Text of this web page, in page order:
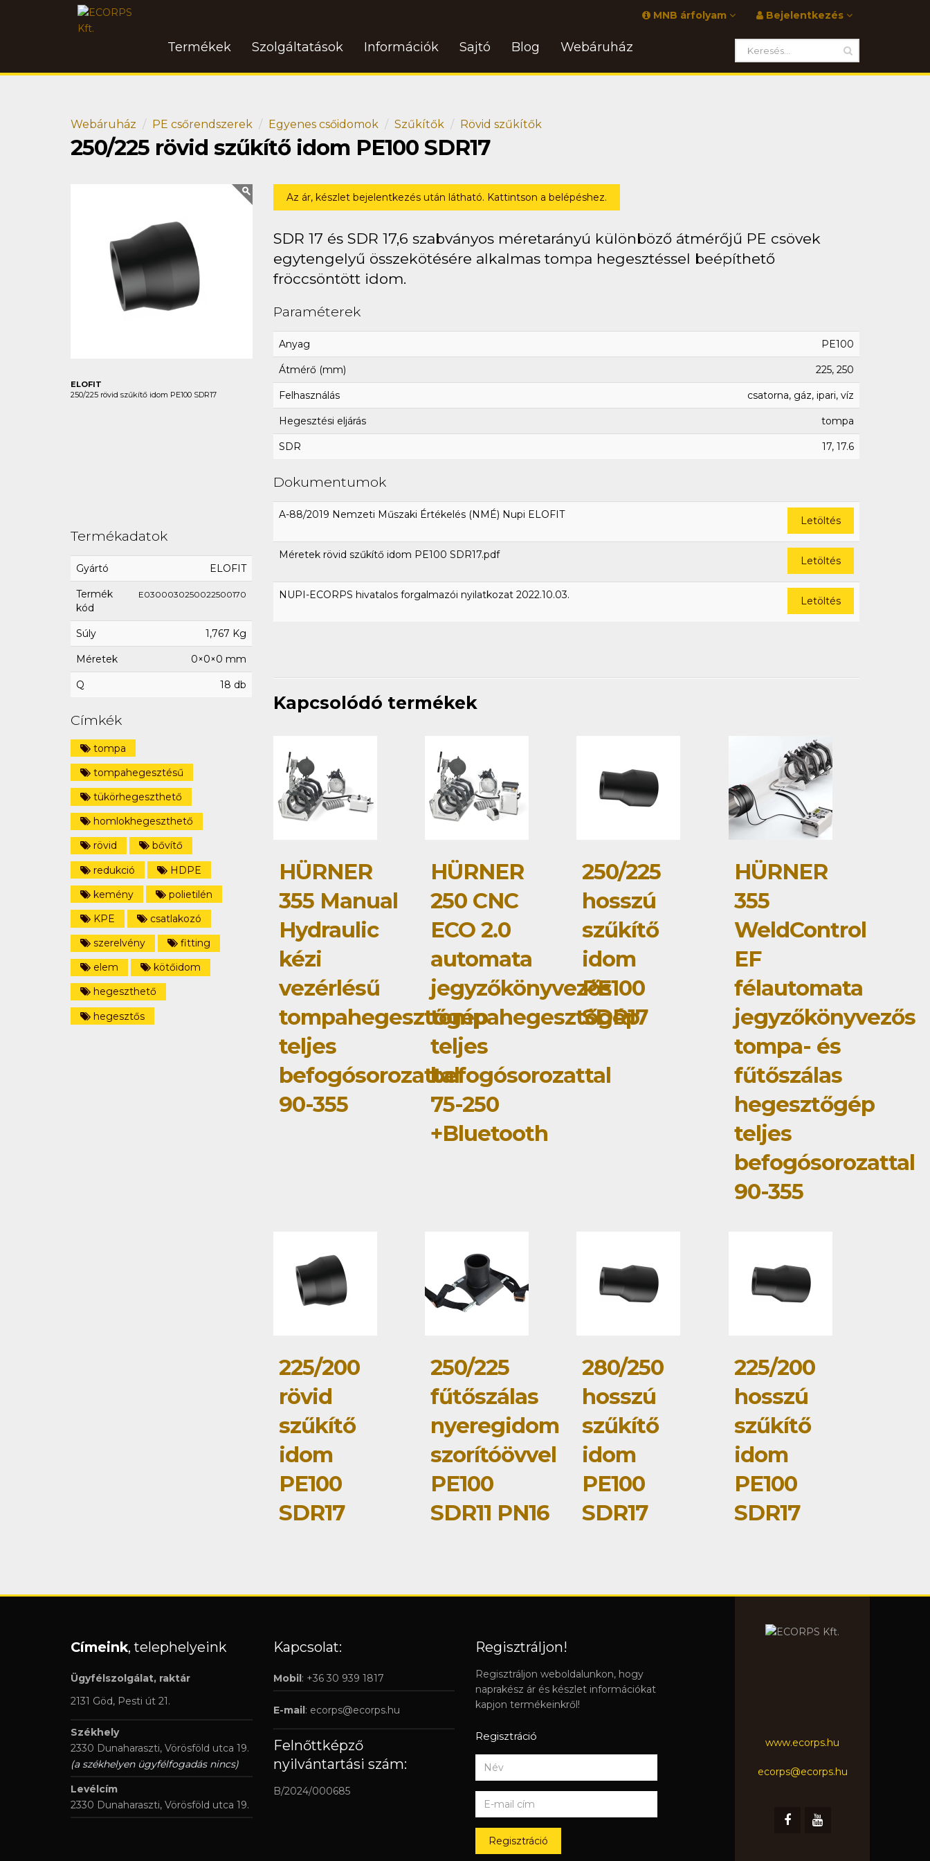
Bejelentkezés
MNB árfolyam
Termékek Szolgáltatások Információk Sajtó Blog Webáruház
Webáruház PE csőrendszerek Egyenes csőidomok Szűkítők Rövid szűkítők
250/225 rövid szűkítő idom PE100 SDR17
ELOFIT
250/225 rövid szűkítő idom PE100 SDR17
Az ár, készlet bejelentkezés után látható. Kattintson a belépéshez.
SDR 17 és SDR 17,6 szabványos méretarányú különböző átmérőjű PE csövek
egytengelyű összekötésére alkalmas tompa hegesztéssel beépíthető
fröccsöntött idom.
Paraméterek
Anyag PE100
Átmérő (mm) 225, 250
Felhasználás csatorna, gáz, ipari, víz
Hegesztési eljárás tompa
SDR 17, 17.6
Dokumentumok
A-88/2019 Nemzeti Műszaki Értékelés (NMÉ) Nupi ELOFIT Letöltés
Méretek rövid szűkítő idom PE100 SDR17.pdf Letöltés
NUPI-ECORPS hivatalos forgalmazói nyilatkozat 2022.10.03. Letöltés
Termékadatok
Gyártó ELOFIT
Termék
kód
E0300030250022500170
Súly 1,767 Kg
Méretek 0×0×0 mm
Q 18 db
Címkék
tompa
tompahegesztésű
tükörhegeszthető
homlokhegeszthető
rövid
bővítő
redukció
HDPE
kemény
polietilén
KPE
csatlakozó
szerelvény
fitting
elem
kötőidom
hegeszthető
hegesztős
Kapcsolódó termékek
HÜRNER
355 Manual
Hydraulic
kézi
vezérlésű
tompahegesztőgép
teljes
befogósorozattal
90-355
HÜRNER
250 CNC
ECO 2.0
automata
jegyzőkönyvezős
tompahegesztőgép
teljes
befogósorozattal
75-250
+Bluetooth
250/225
hosszú
szűkítő
idom
PE100
SDR17
HÜRNER
355
WeldControl
EF
félautomata
jegyzőkönyvezős
tompa- és
fűtőszálas
hegesztőgép
teljes
befogósorozattal
90-355
225/200
rövid
szűkítő
idom
PE100
SDR17
250/225
fűtőszálas
nyeregidom
szorítóövvel
PE100
SDR11 PN16
280/250
hosszú
szűkítő
idom
PE100
SDR17
225/200
hosszú
szűkítő
idom
PE100
SDR17
Címeink, telephelyeink
Ügyfélszolgálat, raktár
2131 Göd, Pesti út 21.
Székhely
2330 Dunaharaszti, Vörösföld utca 19.
(a székhelyen ügyfélfogadás nincs)
Levélcím
2330 Dunaharaszti, Vörösföld utca 19.
Kapcsolat:
Mobil: +36 30 939 1817
E-mail: ecorps@ecorps.hu
Felnőttképző
nyilvántartási szám:
B/2024/000685
Regisztráljon!
Regisztráljon weboldalunkon, hogy
naprakész ár és készlet információkat
kapjon termékeinkről!
Regisztráció
Regisztráció
www.ecorps.hu
ecorps@ecorps.hu